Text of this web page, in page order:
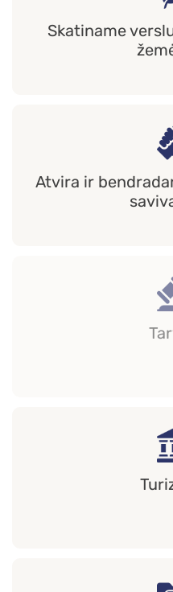
Skatiname
Atvira ir